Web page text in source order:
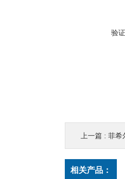
验
上一篇 : 菲希
相关产品：